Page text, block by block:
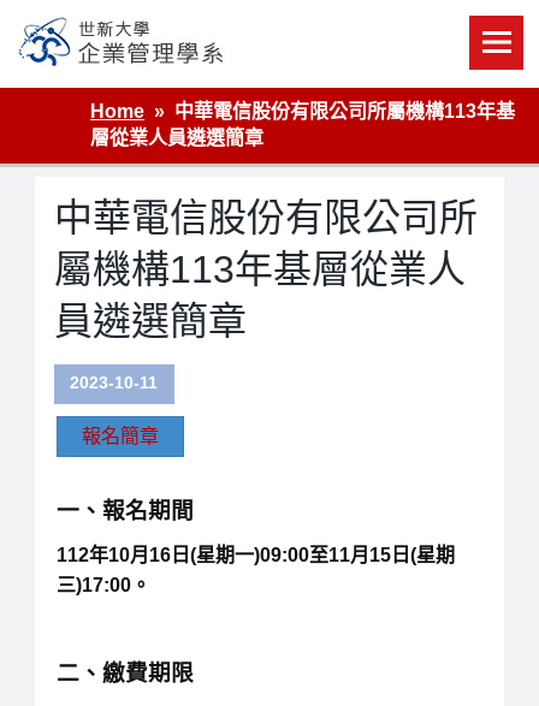
content
世新大學企業管理學系
Home
中華電信股份有限公司所屬機構113年基
層從業人員遴選簡章
中華電信股份有限公司所
屬機構113年基層從業人
員遴選簡章
2023-10-11
報名簡章
一、報名期間
112年10月16日(星期一)09:00至11月15日(星期
三)17:00。
二、繳費期限